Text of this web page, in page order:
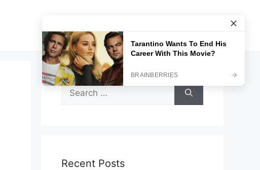
Search
for:
Recent Posts